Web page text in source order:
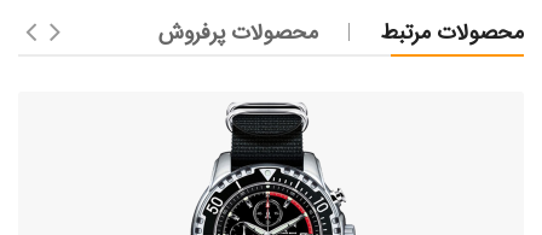
محصولات مرتبط محصولات پرفروش